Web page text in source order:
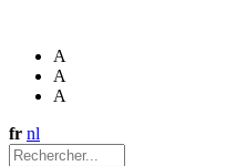
A
A
A
fr nl